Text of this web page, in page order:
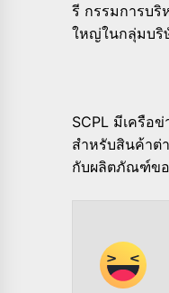
รี กรรมการบ
ใหญ่ในกลุ่มบริ
SCPL มีเครือ
สำหรับสินค้าต่
กับผลิตภัณฑ์ขอ